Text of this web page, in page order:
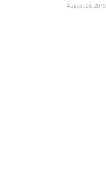
August 26, 2019